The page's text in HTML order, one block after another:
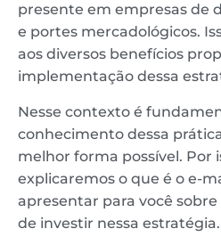
presente em empresas de
e portes mercadológicos.
aos diversos benefícios
implementação dessa
Nesse contexto é
conhecimento dessa
melhor forma possível. Por
explicaremos o que é o e-
apresentar para você
de investir nessa